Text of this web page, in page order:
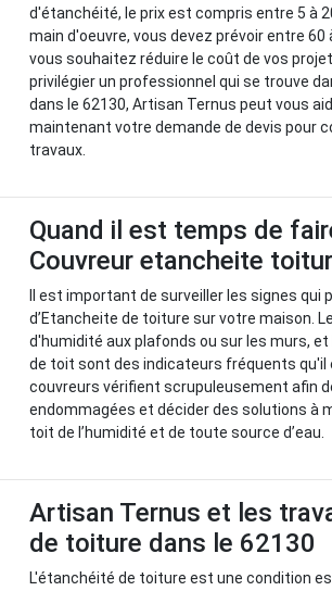
d'étanchéité, le prix est compris entre 5 à
main d'oeuvre, vous devez prévoir entre 60
vous souhaitez réduire le coût de vos
privilégier un professionnel qui se trouve
dans le 62130, Artisan Ternus peut vous
maintenant votre demande de devis pour
travaux.
Quand il est temps de
Couvreur etancheite
Il est important de surveiller les signes qui
d’Etancheite de toiture sur votre maison.
d'humidité aux plafonds ou sur les murs,
de toit sont des indicateurs fréquents qu'il
couvreurs vérifient scrupuleusement afin
endommagées et décider des solutions à
toit de l’humidité et de toute source d’eau.
Artisan Ternus et les
de toiture dans le 62130
L'étanchéité de toiture est une condition